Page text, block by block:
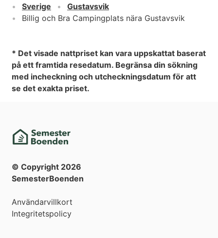
Sverige
Gustavsvik
Billig och Bra Campingplats nära Gustavsvik
* Det visade nattpriset kan vara uppskattat baserat
på ett framtida resedatum. Begränsa din sökning
med incheckning och utcheckningsdatum för att
se det exakta priset.
© Copyright 2026
SemesterBoenden
Användarvillkort
Integritetspolicy